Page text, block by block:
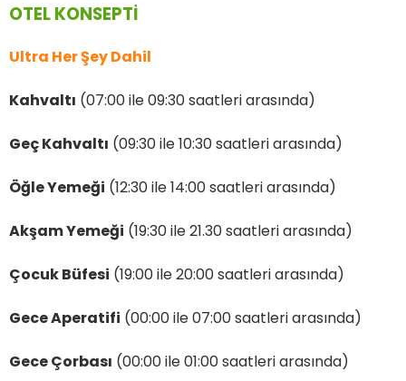
OTEL KONSEPTİ
Ultra Her Şey Dahil
Kahvaltı (07:00 ile 09:30 saatleri arasında)
Geç Kahvaltı (09:30 ile 10:30 saatleri arasında)
Öğle Yemeği (12:30 ile 14:00 saatleri arasında)
Akşam Yemeği (19:30 ile 21.30 saatleri arasında)
Çocuk Büfesi (19:00 ile 20:00 saatleri arasında)
Gece Aperatifi (00:00 ile 07:00 saatleri arasında)
Gece Çorbası (00:00 ile 01:00 saatleri arasında)